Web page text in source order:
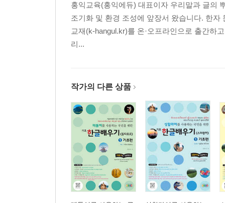
홍익교육(홍익에듀) 대표이자 우리말과 글의
조기화 및 환경 조성에 앞장서 왔습니다. 한
교재(k-hangul.kr)를 온·오프라인으로 출간하
리...
작가의 다른 상품